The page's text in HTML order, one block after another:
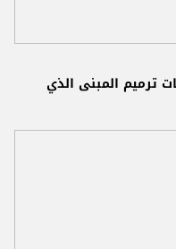
ترميم المبنى الذي